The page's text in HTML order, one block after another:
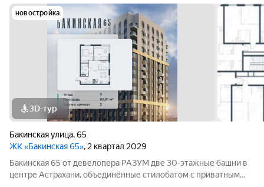
новостройка
3D-тур
Бакинская улица,65
ЖК «Бакинская 65», 2 квартал 2029
Бакинская 65 от девелопера РАЗУМ две 30-этажные башни в
центре Астрахани, объединённые стилобатом с приватным